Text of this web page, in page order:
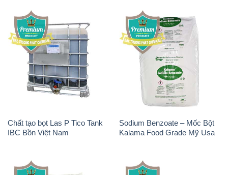
Chất tạo bọt Las P Tico Tank
IBC Bồn Việt Nam
Sodium Benzoate – Mốc Bột
Kalama Food Grade Mỹ Usa